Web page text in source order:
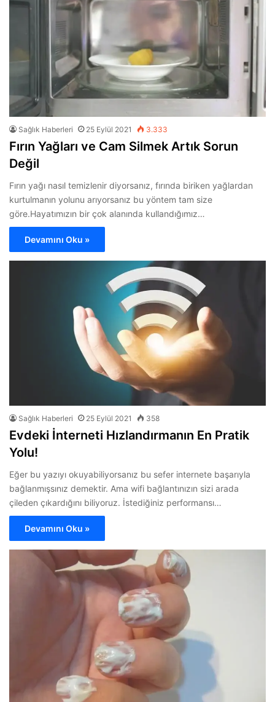
Sağlık Haberleri 25 Eylül 2021 3.333
Fırın Yağları ve Cam Silmek Artık Sorun
Değil
Fırın yağı nasıl temizlenir diyorsanız, fırında biriken yağlardan
kurtulmanın yolunu arıyorsanız bu yöntem tam size
göre.Hayatımızın bir çok alanında kullandığımız…
Devamını Oku »
Sağlık Haberleri 25 Eylül 2021 358
Evdeki İnterneti Hızlandırmanın En Pratik
Yolu!
Eğer bu yazıyı okuyabiliyorsanız bu sefer internete başarıyla
bağlanmışsınız demektir. Ama wifi bağlantınızın sizi arada
çileden çıkardığını biliyoruz. İstediğiniz performansı…
Devamını Oku »